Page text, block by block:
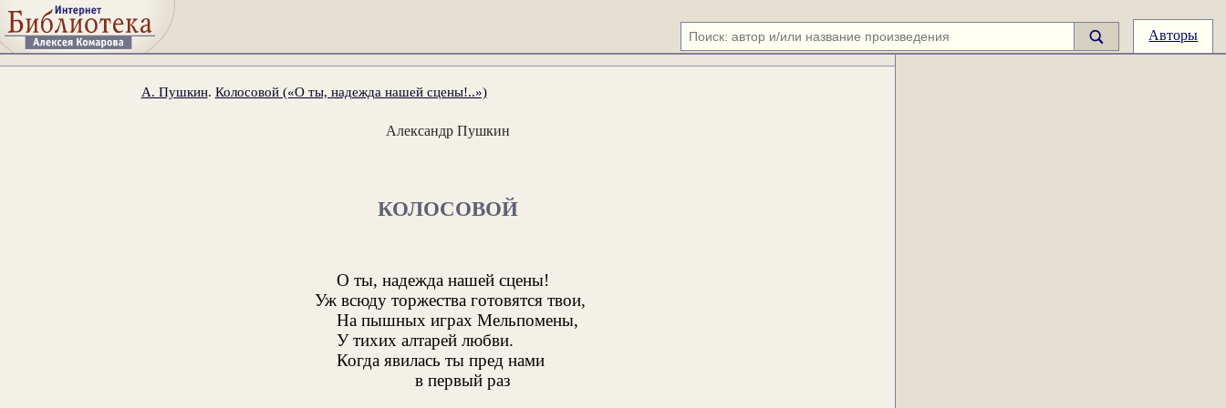
Авторы
А. Пушкин. Колосовой («О ты, надежда нашей сцены!..»)
Александр Пушкин
КОЛОСОВОЙ
О ты, надежда нашей сцены!
Уж всюду торжества готовятся твои,
На пышных играх Мельпомены,
У тихих алтарей любви.
Когда явилась ты пред нами
в первый раз